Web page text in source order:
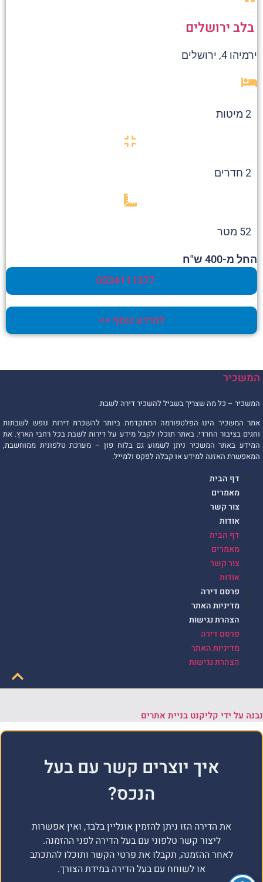
בלב ירושלים
ירמיהו 4, ירושלים
2 מיטות
2 חדרים
52 מטר
החל מ-400 ש"ח
0534111377
למידע נוסף >>
המשכיר
המשכיר – כל מה שצריך בשביל להשכיר דירה לשבת.
אתר המשכיר הינו הפלטפורמה המתקדמת ביותר להשכרת דירות נופש לשבתות
וחגים בציבור החרדי. באתר תוכלו לקבל מידע על דירות לשבת בכל רחבי הארץ. את
המידע באתר המשכיר ניתן לשמוע גם בלוח פון – מערכת טלפונית ממוחשבת,
המאפשרת האזנה למידע או קבלה לפקס ולמייל.
דף הבית
מאמרים
צור קשר
אודות
דף הבית
מאמרים
צור קשר
אודות
פרסם דירה
מדיניות האתר
הצהרת נגישות
פרסם דירה
מדיניות האתר
הצהרת נגישות
נבנה על ידי קליקנט בניית אתרים
איך יוצרים קשר עם בעל
הנכס?
את הדירה הזו ניתן להזמין אונליין בלבד, ואין אפשרות
ליצור קשר טלפוני עם בעל הדירה לפני ההזמנה.
לאחר ההזמנה, תקבלו את פרטי הקשר ותוכלו להתכתב
או לשוחח עם בעל הדירה במידת הצורך.